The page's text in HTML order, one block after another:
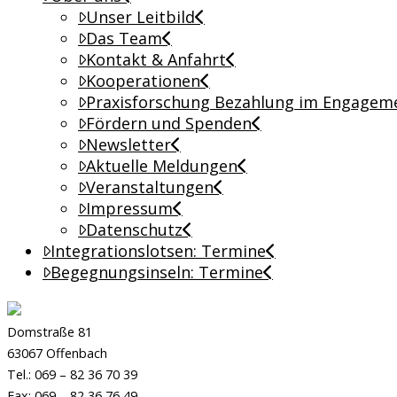
Unser Leitbild
Das Team
Kontakt & Anfahrt
Kooperationen
Praxisforschung Bezahlung im
Fördern und Spenden
Newsletter
Aktuelle Meldungen
Veranstaltungen
Impressum
Datenschutz
Integrationslotsen: Termine
Begegnungsinseln: Termine
Domstraße 81
63067 Offenbach
Tel.: 069 – 82 36 70 39